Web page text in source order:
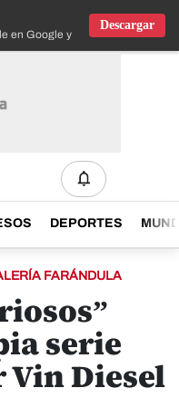
en Google y IOS
Descargar
DEPORTES
FARÁNDULA
serie
Diesel